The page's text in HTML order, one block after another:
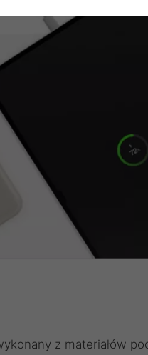
z materiałów